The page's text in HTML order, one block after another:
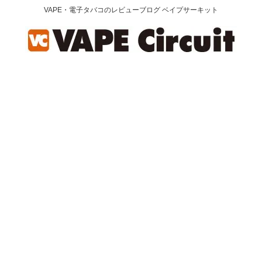
VAPE・電子タバコのレビューブログ ベイプサーキット